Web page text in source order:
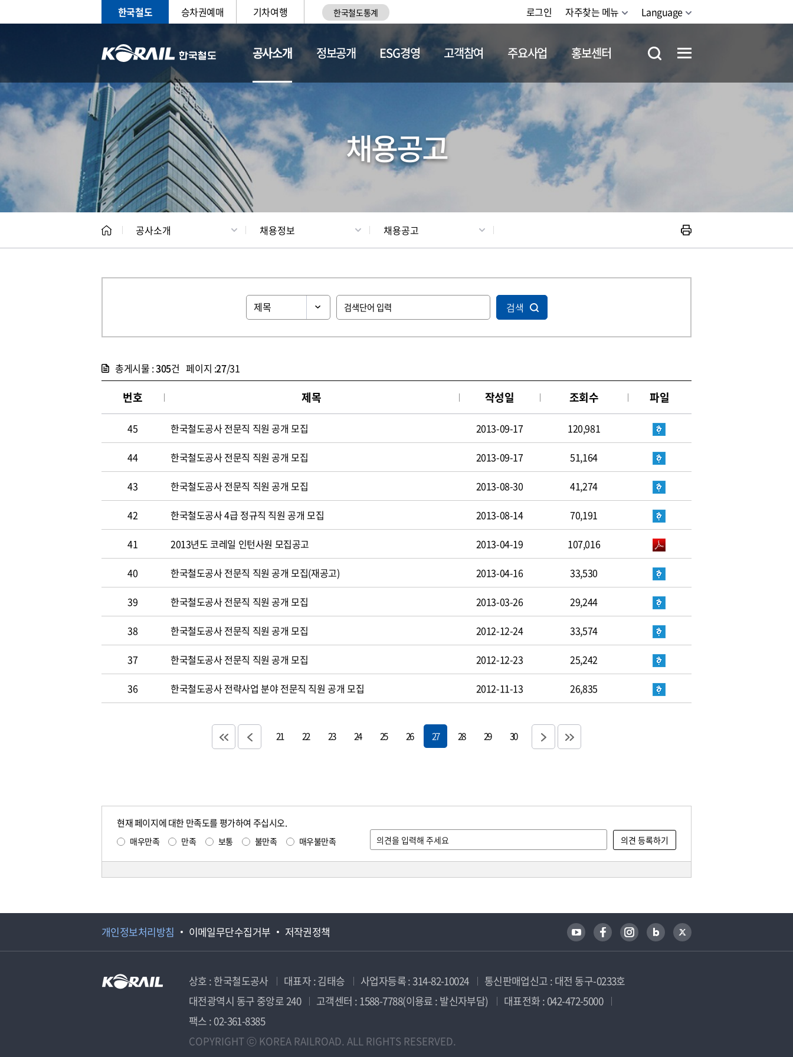
한국철도 승차권예매 기차여행 한국철도통계 로그인 자주찾는 메뉴 Language
공사소개
CEO 일반현황 채용정보
정보공개 ESG경영 고객참여 주요사업 홍보센터
채용공고
공사소개 채용정보 채용공고
검색
총게시물 :305건 페이지 :27/31
번호 제목 작성일 조회수 파일
45 한국철도공사 전문직 직원 공개 모집 2013-09-17 120,981
44 한국철도공사 전문직 직원 공개 모집 2013-09-17 51,164
43 한국철도공사 전문직 직원 공개 모집 2013-08-30 41,274
42 한국철도공사 4급 정규직 직원 공개 모집 2013-08-14 70,191
41 2013년도 코레일 인턴사원 모집공고 2013-04-19 107,016
40 한국철도공사 전문직 직원 공개 모집(재공고) 2013-04-16 33,530
39 한국철도공사 전문직 직원 공개 모집 2013-03-26 29,244
38 한국철도공사 전문직 직원 공개 모집 2012-12-24 33,574
37 한국철도공사 전문직 직원 공개 모집 2012-12-23 25,242
36 한국철도공사 전략사업 분야 전문직 직원 공개 모집 2012-11-13 26,835
21 22 23 24 25 26 27 28 29 30
현재 페이지에 대한 만족도를 평가하여 주십시오.
매우만족 만족 보통 불만족 매우불만족
개인정보처리방침 이메일무단수집거부 저작권정책
상호 : 한국철도공사 대표자 : 김태승 사업자등록 : 314-82-10024
통신판매업신고 : 대전 동구-0233호
대전광역시 동구 중앙로 240
고객센터 : 1588-7788(이용료 : 발신자부담)
대표전화 : 042-472-5000
팩스 : 02-361-8385
COPYRIGHT ⓒ KOREA RAILROAD. ALL RIGHTS RESERVED.